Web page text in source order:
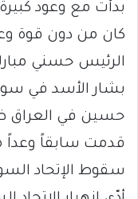
بدأت مع وعود
كان من دون قوة
الرئيس حسني
بشار الأسد في
حسين في العراق
قدمت سابقاً وعداً
سقوط الإتحاد